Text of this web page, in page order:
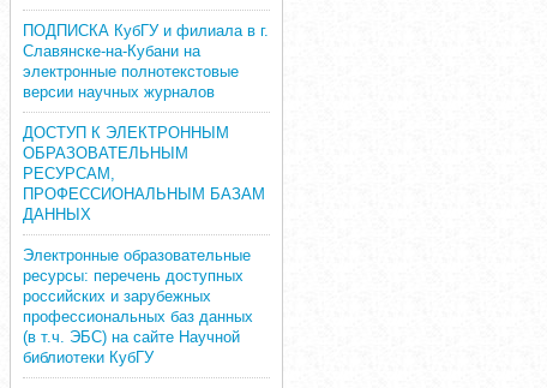
ПОДПИСКА КубГУ и филиала в г.
Славянске-на-Кубани на
электронные полнотекстовые
версии научных журналов
ДОСТУП К ЭЛЕКТРОННЫМ
ОБРАЗОВАТЕЛЬНЫМ
РЕСУРСАМ,
ПРОФЕССИОНАЛЬНЫМ БАЗАМ
ДАННЫХ
Электронные образовательные
ресурсы: перечень доступных
российских и зарубежных
профессиональных баз данных
(в т.ч. ЭБС) на сайте Научной
библиотеки КубГУ